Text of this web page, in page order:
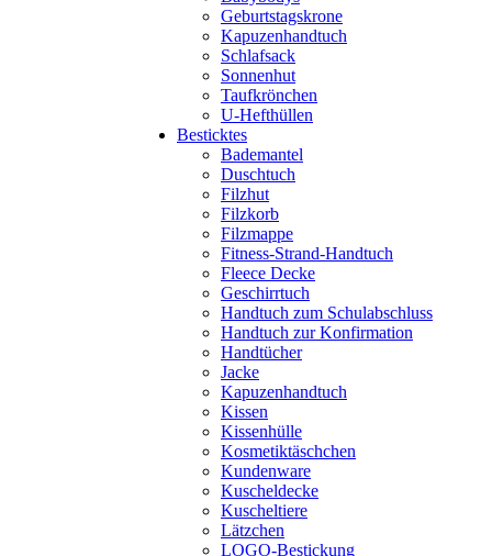
Geburtstagskrone
Kapuzenhandtuch
Schlafsack
Sonnenhut
Taufkrönchen
U-Hefthüllen
Besticktes
Bademantel
Duschtuch
Filzhut
Filzkorb
Filzmappe
Fitness-Strand-Handtuch
Fleece Decke
Geschirrtuch
Handtuch zum Schulabschluss
Handtuch zur Konfirmation
Handtücher
Jacke
Kapuzenhandtuch
Kissen
Kissenhülle
Kosmetiktäschchen
Kundenware
Kuscheldecke
Kuscheltiere
Lätzchen
LOGO-Bestickung